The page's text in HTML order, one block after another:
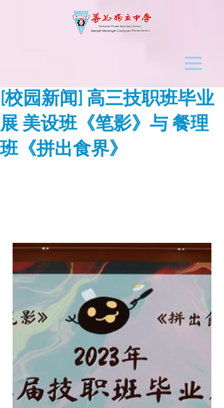
[校园新闻] 高三技职班毕业
展 美设班《笔影》与 餐理
班《拼出食界》